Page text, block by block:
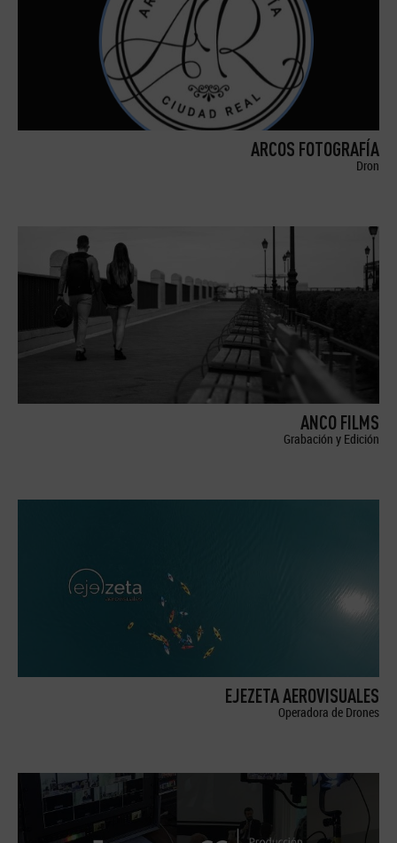
ARCOS FOTOGRAFÍA
Dron
ANCO FILMS
Grabación y Edición
EJEZETA AEROVISUALES
Operadora de Drones